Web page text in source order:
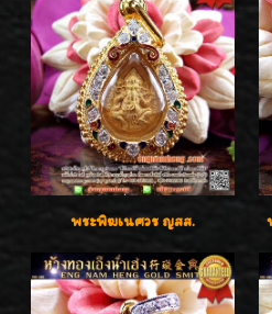
พระพิฆเนศวร ญสส.